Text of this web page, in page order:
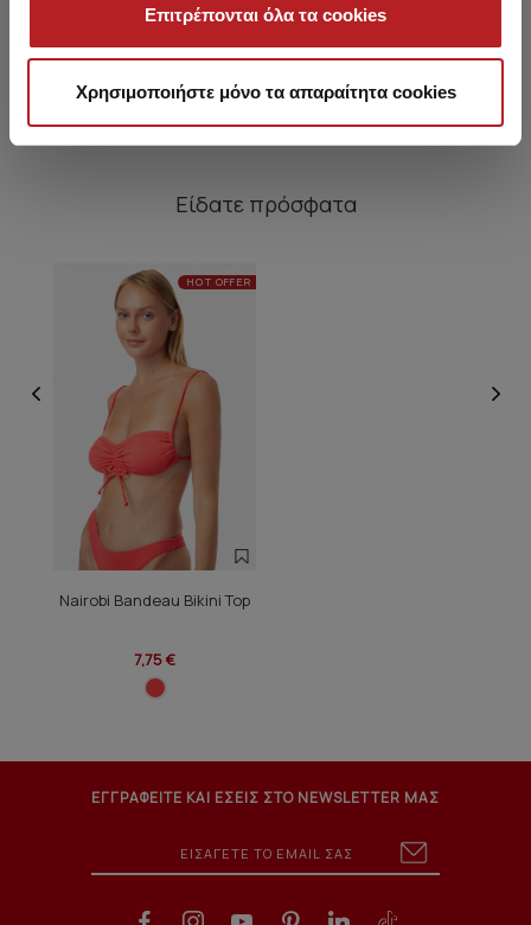
Επιτρέπονται όλα τα cookies
Χρησιμοποιήστε μόνο τα απαραίτητα cookies
πλαϊνά δεσίματα & μετρια
κάλυψη
5,35 € 5,05 €
Είδατε πρόσφατα
HOT OFFER
Nairobi Bandeau Bikini Top
7,75 €
ΕΓΓΡΑΦΕΙΤΕ ΚΑΙ ΕΣΕΙΣ ΣΤΟ NEWSLETTER ΜΑΣ